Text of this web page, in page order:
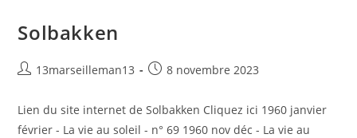
Solbakken
Auteur/autrice
la
publication :
13marseilleman13
Publication
8 novembre 2023
Lien du site internet de Solbakken Cliquez ici 1960 janvier
février - La vie au soleil - n° 69 1960 nov déc - La vie au